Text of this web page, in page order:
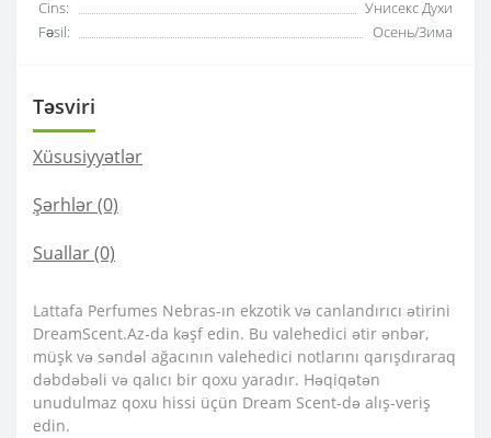
Cins:
Унисекс Духи
Fəsil:
Осень/Зима
Təsviri
Xüsusiyyətlər
Şərhlər (0)
Suallar(0)
Lattafa Perfumes Nebras-ın ekzotik və canlandırıcı ətirini
DreamScent.Az-da kəşf edin. Bu valehedici ətir ənbər,
müşk və səndəl ağacının valehedici notlarını qarışdıraraq
dəbdəbəli və qalıcı bir qoxu yaradır. Həqiqətən
unudulmaz qoxu hissi üçün Dream Scent-də alış-veriş
edin.